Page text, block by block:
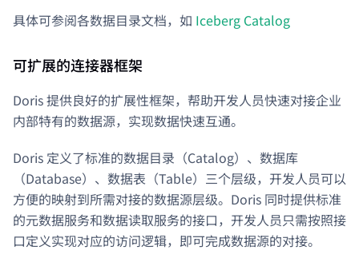
具体可参阅各数据目录文档，如 Iceberg Catalog
可扩展的连接器框架
Doris 提供良好的扩展性框架，帮助开发人员快速对接企业
内部特有的数据源，实现数据快速互通。
Doris 定义了标准的数据目录（Catalog）、数据库
（Database）、数据表（Table）三个层级，开发人员可以
方便的映射到所需对接的数据源层级。Doris 同时提供标准
的元数据服务和数据读取服务的接口，开发人员只需按照接
口定义实现对应的访问逻辑，即可完成数据源的对接。